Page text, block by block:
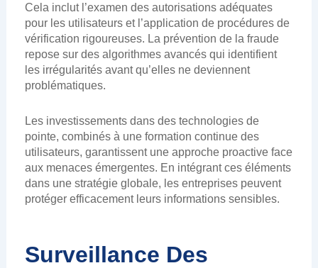
Cela inclut l’examen des autorisations adéquates
pour les utilisateurs et l’application de procédures de
vérification rigoureuses. La prévention de la fraude
repose sur des algorithmes avancés qui identifient
les irrégularités avant qu’elles ne deviennent
problématiques.
Les investissements dans des technologies de
pointe, combinés à une formation continue des
utilisateurs, garantissent une approche proactive face
aux menaces émergentes. En intégrant ces éléments
dans une stratégie globale, les entreprises peuvent
protéger efficacement leurs informations sensibles.
Surveillance Des